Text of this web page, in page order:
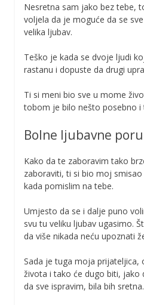
Nesretna sam jako bez tebe,
voljela da je moguće da se
velika ljubav.
Teško je kada se dvoje ljudi
rastanu i dopuste da drugi
Ti si meni bio sve u mome
tobom je bilo nešto posebno
Bolne ljubavne
Kako da te zaboravim tako
zaboraviti, ti si bio moj
kada pomislim na tebe.
Umjesto da se i dalje puno
svu tu veliku ljubav ugasimo.
da više nikada neću upoznati
Sada je tuga moja prijateljica,
života i tako će dugo biti, jako
da sve ispravim, bila bih sretna.